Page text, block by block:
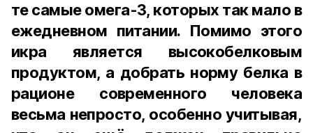
те самые омега-3, которых так мало в
ежедневном питании. Помимо этого
икра является высокобелковым
продуктом, а добрать норму белка в
рационе современного человека
весьма непросто, особенно учитывая,